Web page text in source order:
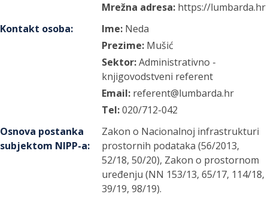
Mrežna adresa: https://lumbarda.hr
Kontakt osoba: Ime: Neda
Prezime: Mušić
Sektor:Administrativno -
knjigovodstveni referent
Email: referent@lumbarda.hr
Tel:020/712-042
Osnova postanka
subjektom NIPP-a:
Zakon o Nacionalnoj infrastrukturi
prostornih podataka (56/2013,
52/18, 50/20), Zakon o prostornom
uređenju (NN 153/13, 65/17, 114/18,
39/19, 98/19).